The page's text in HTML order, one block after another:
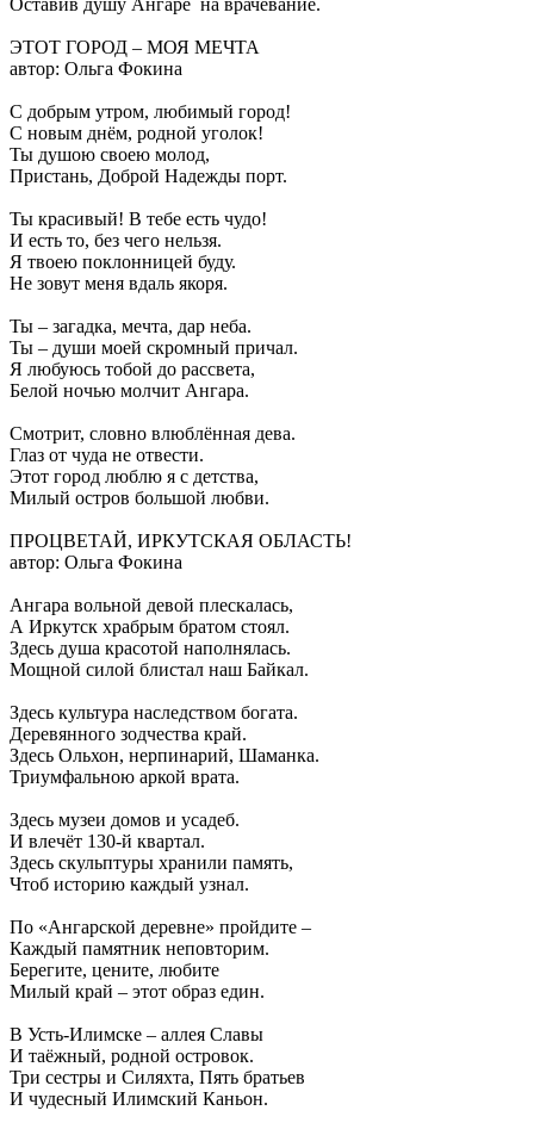
ЭТОТ ГОРОД – МОЯ МЕЧТА
автор: Ольга Фокина
С добрым утром, любимый город!
С новым днём, родной уголок!
Ты душою своею молод,
Пристань, Доброй Надежды порт.
Ты красивый! В тебе есть чудо!
И есть то, без чего нельзя.
Я твоею поклонницей буду.
Не зовут меня вдаль якоря.
Ты – загадка, мечта, дар неба.
Ты – души моей скромный причал.
Я любуюсь тобой до рассвета,
Белой ночью молчит Ангара.
Смотрит, словно влюблённая дева.
Глаз от чуда не отвести.
Этот город люблю я с детства,
Милый остров большой любви.
ПРОЦВЕТАЙ, ИРКУТСКАЯ ОБЛАСТЬ!
автор: Ольга Фокина
Ангара вольной девой плескалась,
А Иркутск храбрым братом стоял.
Здесь душа красотой наполнялась.
Мощной силой блистал наш Байкал.
Здесь культура наследством богата.
Деревянного зодчества край.
Здесь Ольхон, нерпинарий, Шаманка.
Триумфальною аркой врата.
Здесь музеи домов и усадеб.
И влечёт 130-й квартал.
Здесь скульптуры хранили память,
Чтоб историю каждый узнал.
По «Ангарской деревне» пройдите –
Каждый памятник неповторим.
Берегите, цените, любите
Милый край – этот образ един.
В Усть-Илимске – аллея Славы
И таёжный, родной островок.
Три сестры и Силяхта, Пять братьев
И чудесный Илимский Каньон.